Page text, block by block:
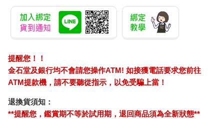
提醒您！！
金石堂及銀行均不會請您操作ATM! 如接獲電話要求您前往
ATM提款機，請不要聽從指示，以免受騙上當！
退換貨須知：
**提醒您，鑑賞期不等於試用期，退回商品須為全新狀態**